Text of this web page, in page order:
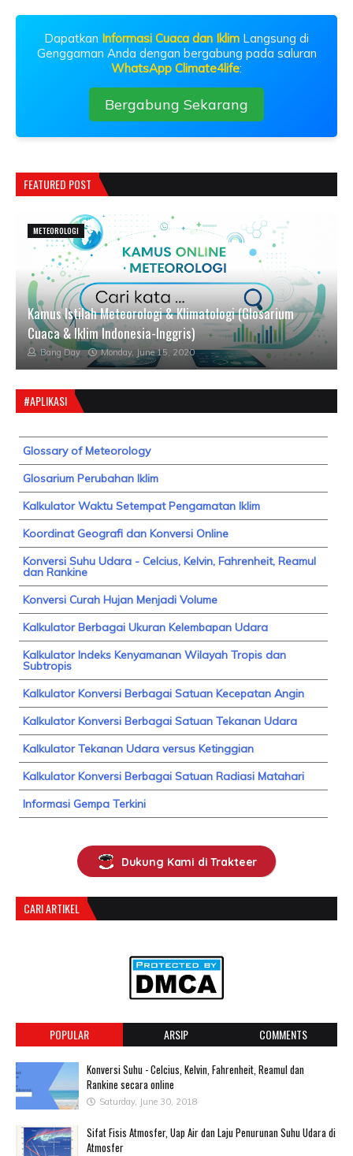
Dapatkan Informasi Cuaca dan Iklim Langsung di
Genggaman Anda dengan bergabung pada saluran
WhatsApp Climate4life:
Bergabung Sekarang
FEATURED POST
METEOROLOGI
Kamus Istilah Meteorologi & Klimatologi (Glosarium
Cuaca & Iklim Indonesia-Inggris)
Bang Day Monday, June 15, 2020
#APLIKASI
Glossary of Meteorology
Glosarium Perubahan Iklim
Kalkulator Waktu Setempat Pengamatan Iklim
Koordinat Geografi dan Konversi Online
Konversi Suhu Udara - Celcius, Kelvin, Fahrenheit, Reamul
dan Rankine
Konversi Curah Hujan Menjadi Volume
Kalkulator Berbagai Ukuran Kelembapan Udara
Kalkulator Indeks Kenyamanan Wilayah Tropis dan
Subtropis
Kalkulator Konversi Berbagai Satuan Kecepatan Angin
Kalkulator Konversi Berbagai Satuan Tekanan Udara
Kalkulator Tekanan Udara versus Ketinggian
Kalkulator Konversi Berbagai Satuan Radiasi Matahari
Informasi Gempa Terkini
Dukung Kami di Trakteer
CARI ARTIKEL
POPULAR ARSIP COMMENTS
Konversi Suhu - Celcius, Kelvin, Fahrenheit, Reamul dan
Rankine secara online
Saturday, June 30, 2018
Sifat Fisis Atmosfer, Uap Air dan Laju Penurunan Suhu Udara di
Atmosfer